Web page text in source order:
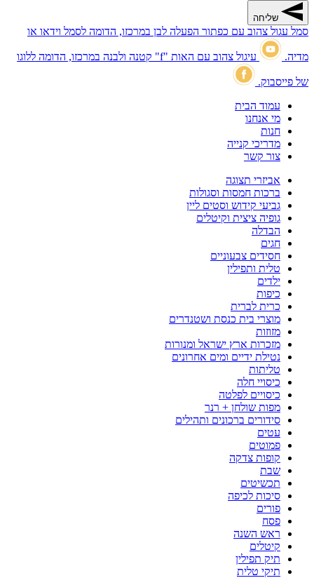
שליחה
סמל עגול צהוב עם כפתור הפעלה לבן במרכזו, הדומה לסמל וידאו או
מדיה. עיגול צהוב עם האות "f" קטנה ולבנה במרכזו, הדומה ללוגו
של פייסבוק.
עמוד הבית
מי אנחנו
חנות
מדריכי קנייה
צור קשר
אביזרי תצוגה
ברכות חמסות וסגולות
גביעי קידוש וסטים ליין
גופיה ציצית וקיטלים
הבדלה
חגים
חסידים צבעוניים
טלית ותפילין
ילדים
כיפות
כרית לברית
מוצרי בית כנסת ושטנדרים
מזוזות
מזכרות ארץ ישראל ומנורות
נטילת ידיים ומים אחרונים
טליתות
כיסויי חלה
כיסויים לפלטה
מפות שולחן + רנר
סידורים ברכונים ותהילים
עטים
פמוטים
קופות צדקה
שבת
תכשיטים
סיכות לכיפה
פורים
פסח
ראש השנה
קיטלים
תיק תפילין
תיקי טלית